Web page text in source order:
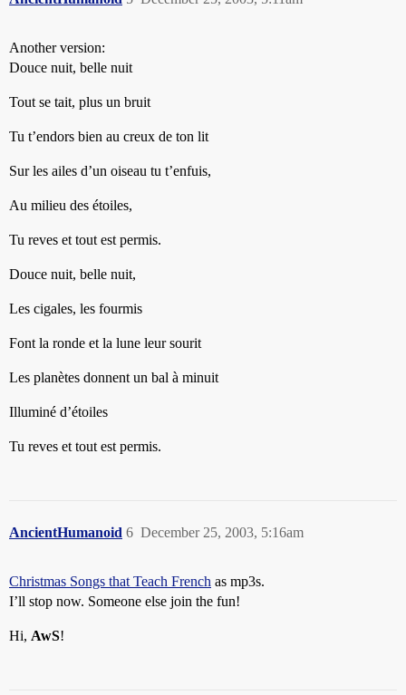
Another version:
Douce nuit, belle nuit
Tout se tait, plus un bruit
Tu t’endors bien au creux de ton lit
Sur les ailes d’un oiseau tu t’enfuis,
Au milieu des étoiles,
Tu reves et tout est permis.
Douce nuit, belle nuit,
Les cigales, les fourmis
Font la ronde et la lune leur sourit
Les planètes donnent un bal à minuit
Illuminé d’étoiles
Tu reves et tout est permis.
AncientHumanoid December 25, 2003, 5:16am
6
Christmas Songs that Teach French as mp3s.
I’ll stop now. Someone else join the fun!
Hi, AwS!